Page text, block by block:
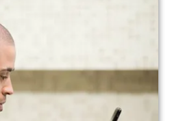
sem roupas em uma